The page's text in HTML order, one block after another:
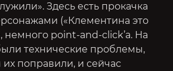
Здесь есть прокачка
(«Клементина это
немного point-and-click’а. На
технические проблемы,
поправили, и сейчас